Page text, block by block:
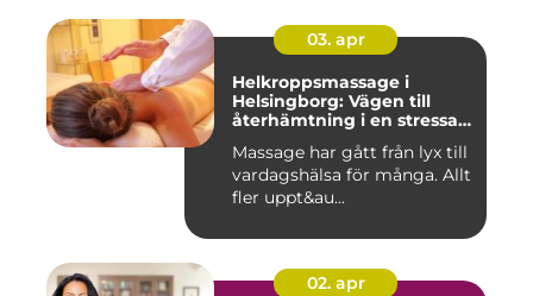
03. apr
Helkroppsmassage i
Helsingborg: Vägen till
återhämtning i en stressad
Massage har gått från lyx till
vardagshälsa för många. Allt
fler uppt&au...
02. apr